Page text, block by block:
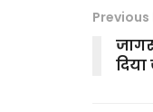
Previous
दिया